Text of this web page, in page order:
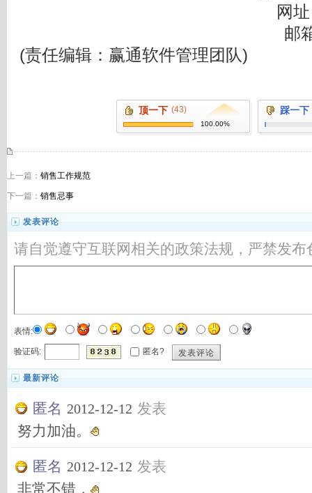
网
邮
(责任编辑：赢通软件管理团队)
顶一下 (43)
100.00%
踩一下
上一篇： 销售工作规范
下一篇： 销售忌事
发表评论
请自觉遵守互联网相关的政策法规，严禁发
表情:
验证码: 匿名? 发表评论
最新评论
匿名 2012-12-12 发表
努力加油。
匿名 2012-12-12 发表
非常不错，